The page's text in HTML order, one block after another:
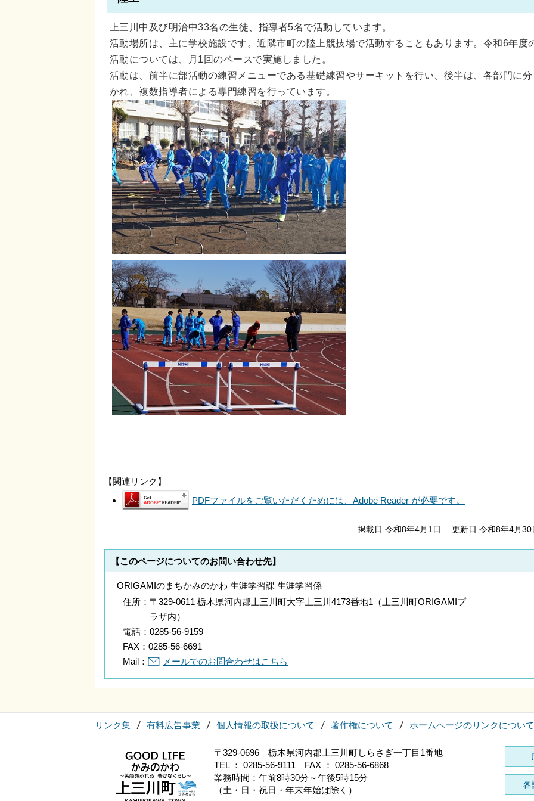
上三川中及び明治中33名の生徒、指導者5名で活動しています。
活動場所は、主に学校施設です。近隣市町の陸上競技場で活動することもあります。令和6年度
活動については、月1回のペースで実施しました。
活動は、前半に部活動の練習メニューである基礎練習やサーキットを行い、後半は、各部門に分
かれ、複数指導者による専門練習を行っています。
【関連リンク】
PDFファイルをご覧いただくためには、Adobe Reader が必要です。
掲載日 令和8年4月1日 更新日 令和8年4月30
【このページについてのお問い合わせ先】
ORIGAMIのまちかみのかわ 生涯学習課 生涯学習係
住所： 〒329-0611 栃木県河内郡上三川町大字上三川4173番地1（上三川町ORIGAMIプ
ラザ内）
電話： 0285-56-9159
FAX： 0285-56-6691
Mail：
メールでのお問合わせはこちら
リンク集 有料広告事業 個人情報の取扱について 著作権について ホームページのリンクについて
〒329-0696 栃木県河内郡上三川町しらさぎ一丁目1番地
TEL ： 0285-56-9111 FAX ： 0285-56-6868
業務時間：午前8時30分～午後5時15分
（土・日・祝日・年末年始は除く）
各